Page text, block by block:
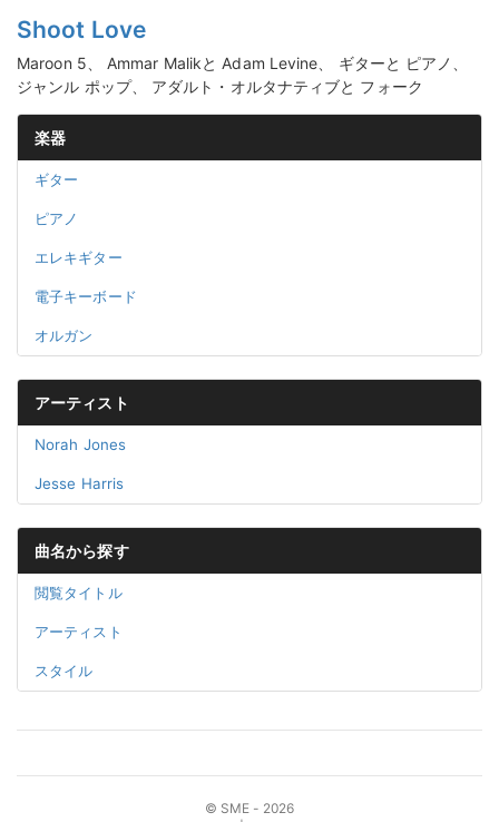
Shoot Love
Maroon 5、 Ammar Malikと Adam Levine、 ギターと ピアノ、
ジャンル ポップ、 アダルト・オルタナティブと フォーク
楽器
ギター
ピアノ
エレキギター
電子キーボード
オルガン
アーティスト
Norah Jones
Jesse Harris
曲名から探す
閲覧タイトル
アーティスト
スタイル
© SME - 2026